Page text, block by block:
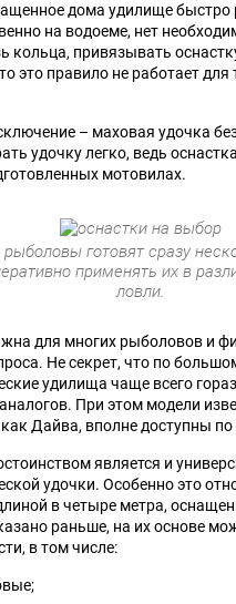
дома удилище быстро
на водоеме, нет
кольца, привязывать
это правило не работает для
– маховая удочка
удочку легко, ведь
мотовилах.
готовят сразу
применять их в
ловли.
для многих рыболовов и
Не секрет, что по
удилища чаще всего
При этом модели
Дайва, вполне доступны по
является и
удочки. Особенно это
в четыре метра,
раньше, на их основе
в том числе: